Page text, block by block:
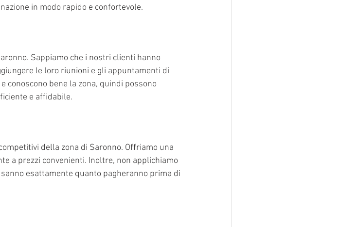
in modo rapido e confortevole.
Sappiamo che i nostri clienti hanno
le loro riunioni e gli appuntamenti di
conoscono bene la zona, quindi possono
e affidabile.
della zona di Saronno. Offriamo una
a prezzi convenienti. Inoltre, non applichiamo
esattamente quanto pagheranno prima di